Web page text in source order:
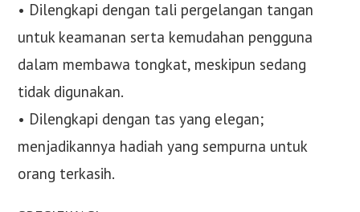
• Dilengkapi dengan tali pergelangan tangan
untuk keamanan serta kemudahan pengguna
dalam membawa tongkat, meskipun sedang
tidak digunakan.
• Dilengkapi dengan tas yang elegan;
menjadikannya hadiah yang sempurna untuk
orang terkasih.